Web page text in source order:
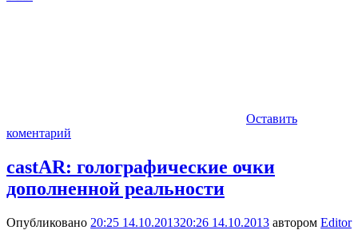
Оставить
коментарий
castAR: голографические очки
дополненной реальности
Опубликовано 20:25 14.10.201320:26 14.10.2013 автором Editor